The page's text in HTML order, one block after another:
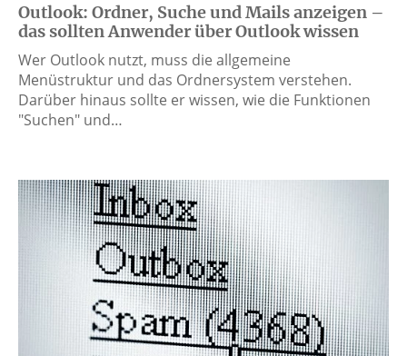
Outlook: Ordner, Suche und Mails anzeigen –
das sollten Anwender über Outlook wissen
Wer Outlook nutzt, muss die allgemeine
Menüstruktur und das Ordnersystem verstehen.
Darüber hinaus sollte er wissen, wie die Funktionen
"Suchen" und…